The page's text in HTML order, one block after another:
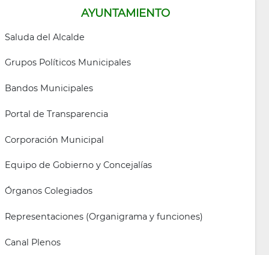
AYUNTAMIENTO
Saluda del Alcalde
Grupos Políticos Municipales
Bandos Municipales
Portal de Transparencia
Corporación Municipal
Equipo de Gobierno y Concejalías
Órganos Colegiados
Representaciones (Organigrama y funciones)
Canal Plenos